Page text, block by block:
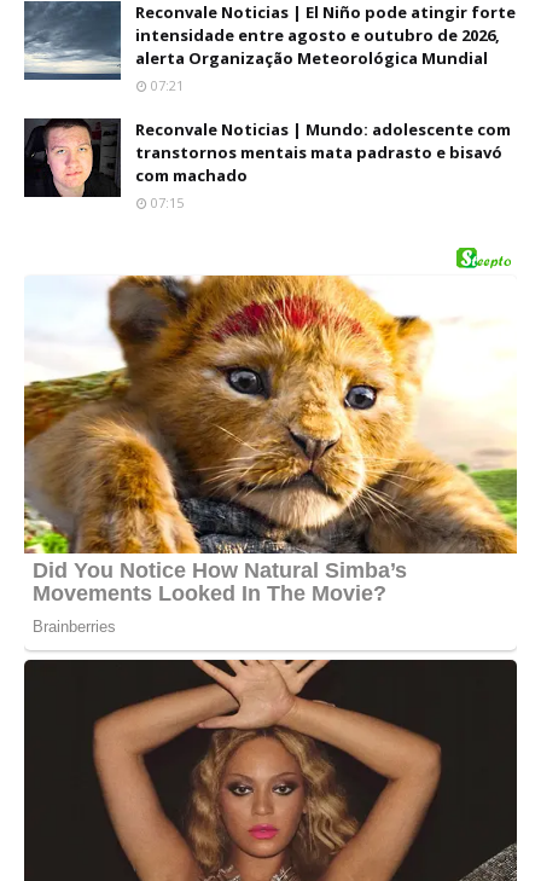
Reconvale Noticias | El Niño pode atingir forte
intensidade entre agosto e outubro de 2026,
alerta Organização Meteorológica Mundial
07:21
Reconvale Noticias | Mundo: adolescente com
transtornos mentais mata padrasto e bisavó
com machado
07:15